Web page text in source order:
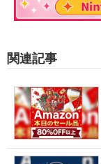
関連記事